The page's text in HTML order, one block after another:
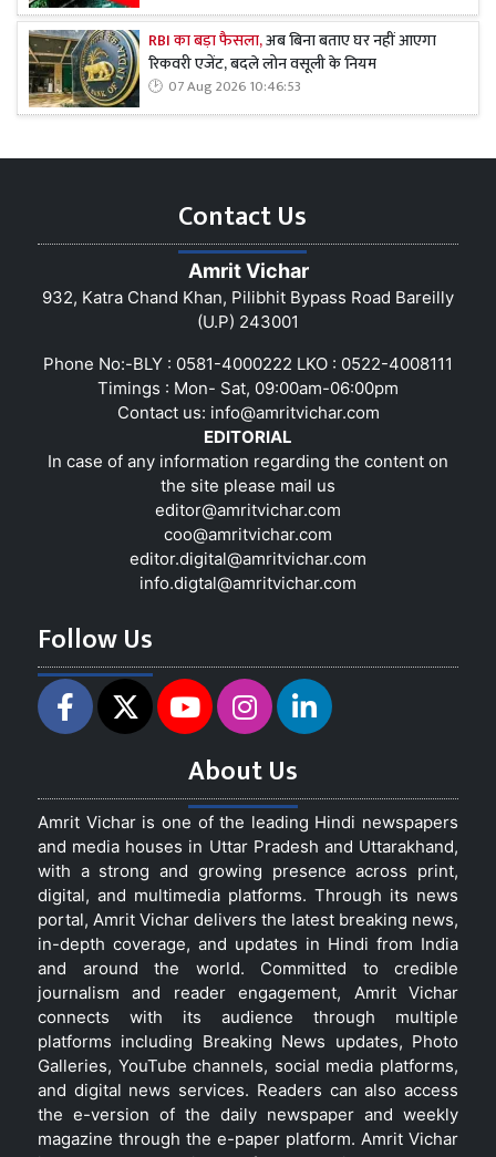
RBI का बड़ा फैसला,अब बिना बताए घर नहीं आएगा
रिकवरी एजेंट, बदले लोन वसूली के नियम
07 Aug 2026 10:46:53
Contact Us
Amrit Vichar
932, Katra Chand Khan, Pilibhit Bypass Road Bareilly
(U.P) 243001
Phone No:-BLY : 0581-4000222 LKO : 0522-4008111
Timings : Mon- Sat, 09:00am-06:00pm
Contact us: info@amritvichar.com
EDITORIAL
In case of any information regarding the content on
the site please mail us
editor@amritvichar.com
coo@amritvichar.com
editor.digital@amritvichar.com
info.digtal@amritvichar.com
Follow Us
About Us
Amrit Vichar is one of the leading Hindi newspapers
and media houses in Uttar Pradesh and Uttarakhand,
with a strong and growing presence across print,
digital, and multimedia platforms. Through its news
portal, Amrit Vichar delivers the latest breaking news,
in-depth coverage, and updates in Hindi from India
and around the world. Committed to credible
journalism and reader engagement, Amrit Vichar
connects with its audience through multiple
platforms including Breaking News updates, Photo
Galleries, YouTube channels, social media platforms,
and digital news services. Readers can also access
the e-version of the daily newspaper and weekly
magazine through the e-paper platform. Amrit Vichar